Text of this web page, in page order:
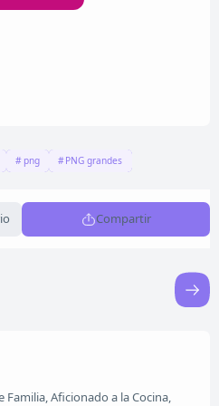
png PNG grandes
Compartir
Familia, Aficionado a la Cocina,